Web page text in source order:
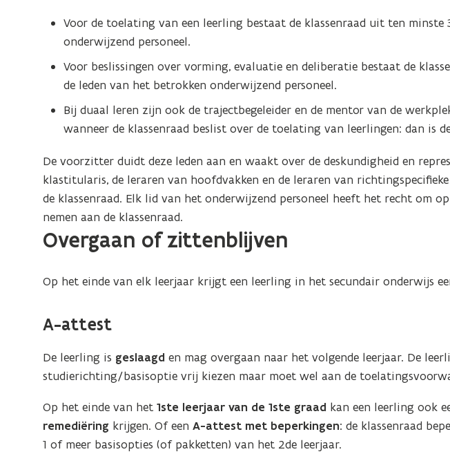
Voor de toelating van een leerling bestaat de klassenraad uit ten minste
onderwijzend personeel.
Voor beslissingen over vorming, evaluatie en deliberatie bestaat de
de leden van het betrokken onderwijzend personeel.
Bij duaal leren zijn ook de trajectbegeleider en de mentor van de
wanneer de klassenraad beslist over de toelating van leerlingen: dan is
De voorzitter duidt deze leden aan en waakt over de deskundigheid en
klastitularis, de leraren van hoofdvakken en de leraren van
de klassenraad. Elk lid van het onderwijzend personeel heeft het recht om
nemen aan de klassenraad.
Overgaan of zittenblijven
Op het einde van elk leerjaar krijgt een leerling in het secundair onderwijs
A-attest
De leerling is geslaagd en mag overgaan naar het volgende leerjaar. De
studierichting/basisoptie vrij kiezen maar moet wel aan de
Op het einde van het1ste leerjaar van de 1ste graad kan een leerling ook
remediëring krijgen. Of eenA-attest met beperkingen:de klassenraad
1 of meer basisopties (of pakketten) van het 2de leerjaar.